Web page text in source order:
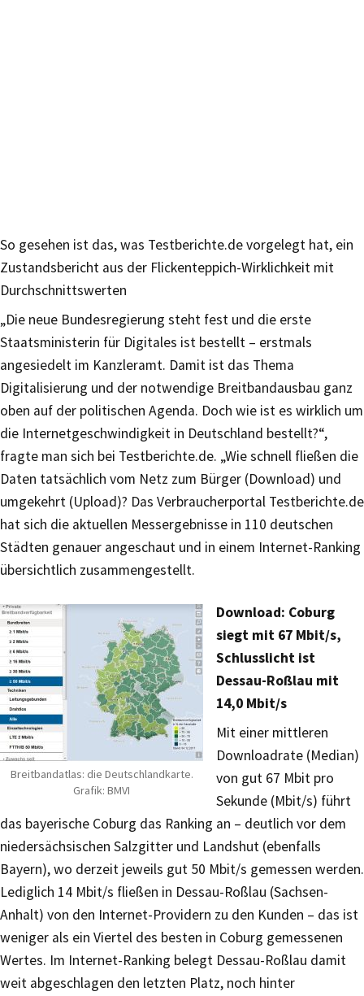
So gesehen ist das, was Testberichte.de vorgelegt hat, ein
Zustandsbericht aus der Flickenteppich-Wirklichkeit mit
Durchschnittswerten
„Die neue Bundesregierung steht fest und die erste
Staatsministerin für Digitales ist bestellt – erstmals
angesiedelt im Kanzleramt. Damit ist das Thema
Digitalisierung und der notwendige Breitbandausbau ganz
oben auf der politischen Agenda. Doch wie ist es wirklich um
die Internetgeschwindigkeit in Deutschland bestellt?“,
fragte man sich bei Testberichte.de. „Wie schnell fließen die
Daten tatsächlich vom Netz zum Bürger (Download) und
umgekehrt (Upload)? Das Verbraucherportal Testberichte.de
hat sich die aktuellen Messergebnisse in 110 deutschen
Städten genauer angeschaut und in einem Internet-Ranking
übersichtlich zusammengestellt.
Breitbandatlas: die Deutschlandkarte.
Grafik: BMVI
Download: Coburg
siegt mit 67 Mbit/s,
Schlusslicht ist
Dessau-Roßlau mit
14,0 Mbit/s
Mit einer mittleren
Downloadrate (Median)
von gut 67 Mbit pro
Sekunde (Mbit/s) führt
das bayerische Coburg das Ranking an – deutlich vor dem
niedersächsischen Salzgitter und Landshut (ebenfalls
Bayern), wo derzeit jeweils gut 50 Mbit/s gemessen werden.
Lediglich 14 Mbit/s fließen in Dessau-Roßlau (Sachsen-
Anhalt) von den Internet-Providern zu den Kunden – das ist
weniger als ein Viertel des besten in Coburg gemessenen
Wertes. Im Internet-Ranking belegt Dessau-Roßlau damit
weit abgeschlagen den letzten Platz, noch hinter